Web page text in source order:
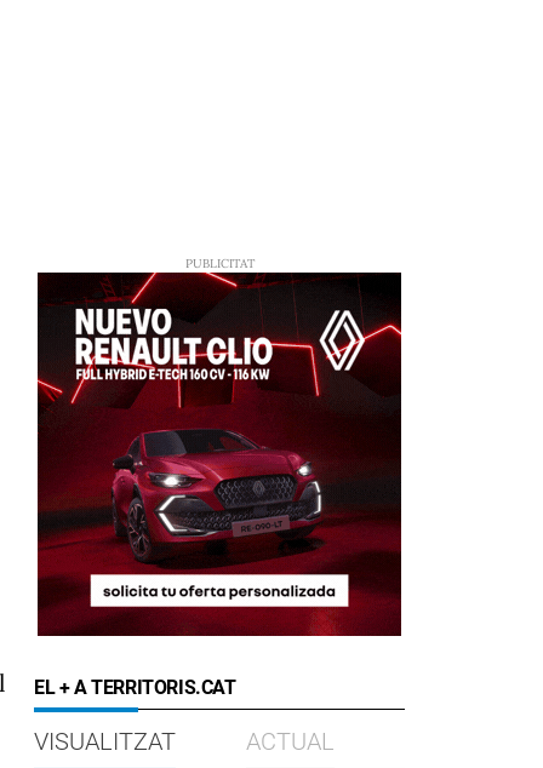
EL + A TERRITORIS.CAT
VISUALITZAT ACTUAL